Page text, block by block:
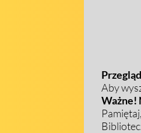
Aby
Ważne!